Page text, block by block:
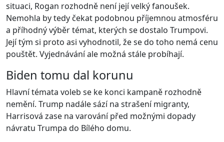
situaci, Rogan rozhodně není její velký fanoušek.
Nemohla by tedy čekat podobnou příjemnou atmosféru
a příhodný výběr témat, kterých se dostalo Trumpovi.
Její tým si proto asi vyhodnotil, že se do toho nemá cenu
pouštět. Vyjednávání ale možná stále probíhají.
Biden tomu dal korunu
Hlavní témata voleb se ke konci kampaně rozhodně
nemění. Trump nadále sází na strašení migranty,
Harrisová zase na varování před možnými dopady
návratu Trumpa do Bílého domu.